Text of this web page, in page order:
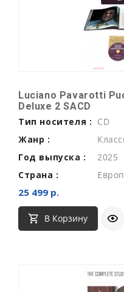
Luciano Pavarotti
Deluxe 2 SACD
Тип носителя : CD
Жанр :
Год выпуска :
2025
Страна :
25 499 р.
В Корзину